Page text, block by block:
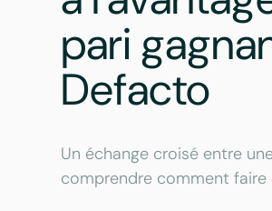
pari
Defacto
Un échange croisé entre
comprendre comment